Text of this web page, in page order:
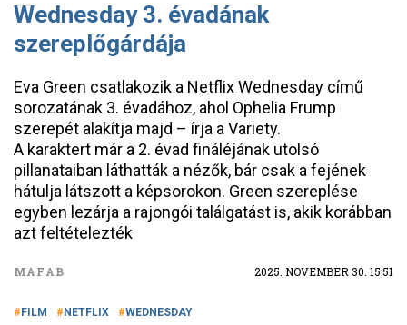
Wednesday 3. évadának
szereplőgárdája
Eva Green csatlakozik a Netflix Wednesday című
sorozatának 3. évadához, ahol Ophelia Frump
szerepét alakítja majd – írja a Variety.
A karaktert már a 2. évad fináléjának utolsó
pillanataiban láthatták a nézők, bár csak a fejének
hátulja látszott a képsorokon. Green szereplése
egyben lezárja a rajongói találgatást is, akik korábban
azt feltételezték
MAFAB 2025. NOVEMBER 30. 15:51
FILM NETFLIX WEDNESDAY